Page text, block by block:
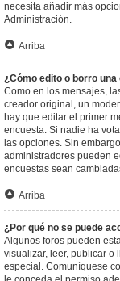
necesita añadir más
Administración.
Arriba
¿Cómo edito o borro
Como en los mensajes,
creador original, un
hay que editar el primer
encuesta. Si nadie ha
las opciones. Sin
administradores pueden
encuestas sean
Arriba
¿Por qué no se puede
Algunos foros pueden
visualizar, leer, publicar o
especial. Comuníquese